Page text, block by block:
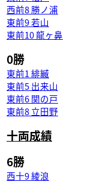
西前8 勝ノ浦
東前9 若山
東前10 龍ヶ鼻
0勝
東前1 緋縅
東前5 出来山
東前6 関の戸
東前8 立田野
十両成績
6勝
西十9 綾浪